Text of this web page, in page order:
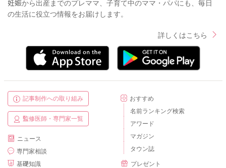
妊娠から出産までのプレママ、子育て中のママ・パパにも、毎日
の生活に役立つ情報をお届けします。
詳しくはこちら
記事制作への取り組み
監修医師・専門家一覧
ニュース
専門家相談
基礎知識
おすすめ
名前ランキング検索
アワード
マガジン
タウン誌
プレゼント